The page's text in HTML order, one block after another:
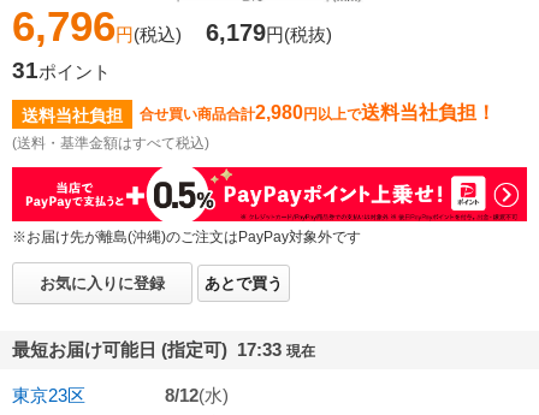
6,796円(税込) 6,179円(税抜)
31ポイント
送料当社負担 合せ買い商品合計2,980円以上で送料当社負担！
(送料・基準金額はすべて税込)
※お届け先が離島(沖縄)のご注文はPayPay対象外です
お気に入りに登録 あとで買う
最短お届け可能日 (指定可) 17:33 現在
東京23区 8/12(水)